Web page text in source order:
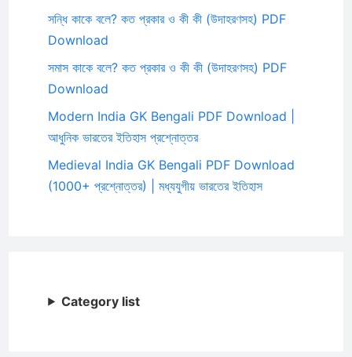
সন্ধি কাকে বলে? কত প্রকার ও কী কী (উদাহরণসহ) PDF
Download
সমাস কাকে বলে? কত প্রকার ও কী কী (উদাহরণসহ) PDF
Download
Modern India GK Bengali PDF Download |
আধুনিক ভারতের ইতিহাস প্রশ্নোত্তর
Medieval India GK Bengali PDF Download
(1000+ প্রশ্নোত্তর) | মধ্যযুগীয় ভারতের ইতিহাস
Category list